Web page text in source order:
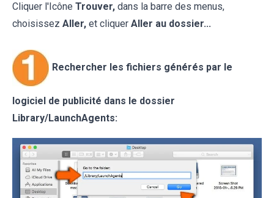
Cliquer l'Icône Trouver, dans la barre des menus,
choisissez Aller, et cliquer Aller au dossier...
Rechercher les fichiers générés par le
logiciel de publicité dans le dossier
Library/LaunchAgents: